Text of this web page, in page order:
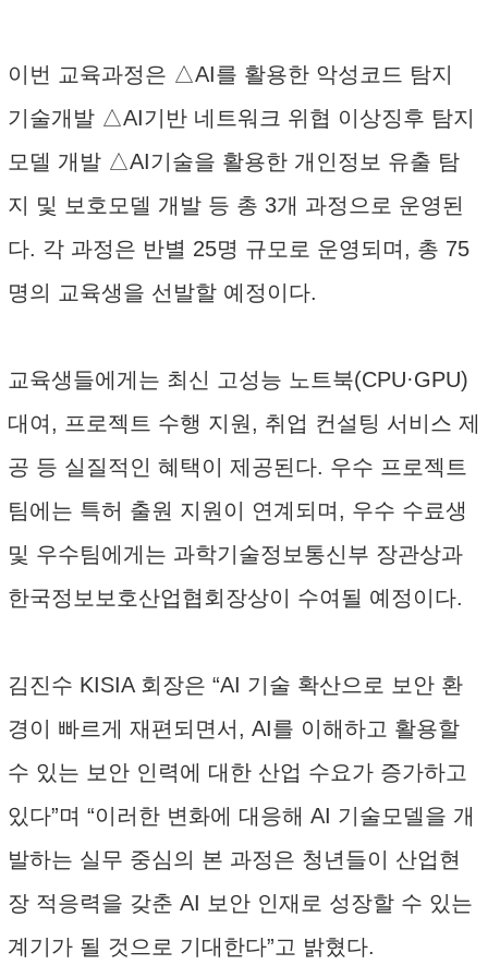
이번 교육과정은 △AI를 활용한 악성코드 탐지
기술개발 △AI기반 네트워크 위협 이상징후 탐지
모델 개발 △AI기술을 활용한 개인정보 유출 탐
지 및 보호모델 개발 등 총 3개 과정으로 운영된
다. 각 과정은 반별 25명 규모로 운영되며, 총 75
명의 교육생을 선발할 예정이다.
교육생들에게는 최신 고성능 노트북(CPU·GPU)
대여, 프로젝트 수행 지원, 취업 컨설팅 서비스 제
공 등 실질적인 혜택이 제공된다. 우수 프로젝트
팀에는 특허 출원 지원이 연계되며, 우수 수료생
및 우수팀에게는 과학기술정보통신부 장관상과
한국정보보호산업협회장상이 수여될 예정이다.
김진수 KISIA 회장은 “AI 기술 확산으로 보안 환
경이 빠르게 재편되면서, AI를 이해하고 활용할
수 있는 보안 인력에 대한 산업 수요가 증가하고
있다”며 “이러한 변화에 대응해 AI 기술모델을 개
발하는 실무 중심의 본 과정은 청년들이 산업현
장 적응력을 갖춘 AI 보안 인재로 성장할 수 있는
계기가 될 것으로 기대한다”고 밝혔다.